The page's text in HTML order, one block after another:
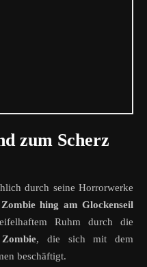
zum Scherz
durch seine Horrorwerke
hing am Glockenseil
Ruhm durch die
, die sich mit dem
beschäftigt.